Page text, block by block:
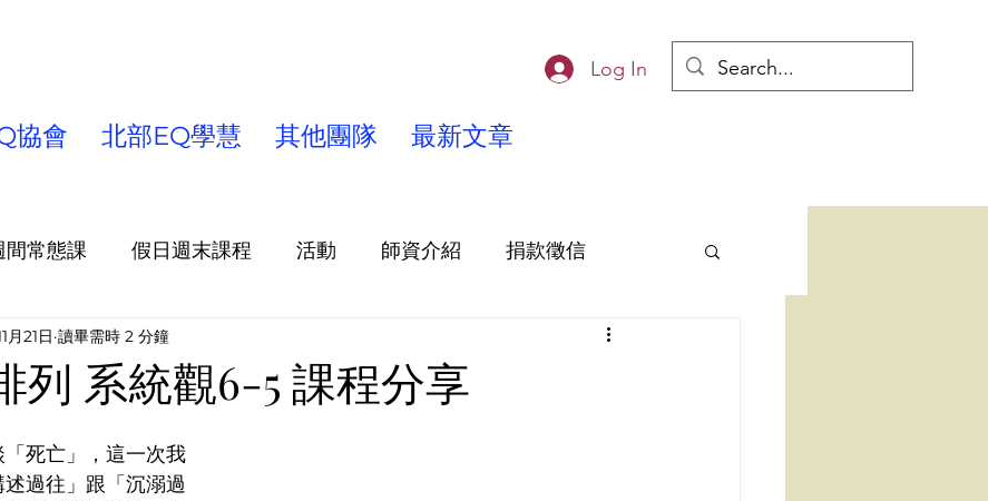
協會 北部EQ學慧 其他團隊 最新文章
Log In
間常態課 假日週末課程 活動 師資介紹 捐款徵信
少年課程/營隊
列 系統觀6-5 課程分享
月21日 讀畢需時 2 分鐘
死亡」，這一次我
過往」跟「沉溺過